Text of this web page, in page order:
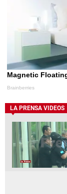
LA PRENSA VIDEOS